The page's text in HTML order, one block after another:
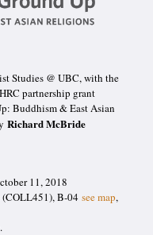
Studies @ UBC, with the
partnership grant
Buddhism & East Asian
Richard McBride
11, 2018
B-04 see map,